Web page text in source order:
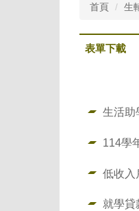
首頁 生
表單下載
生活助
114學
低收入
就學貸